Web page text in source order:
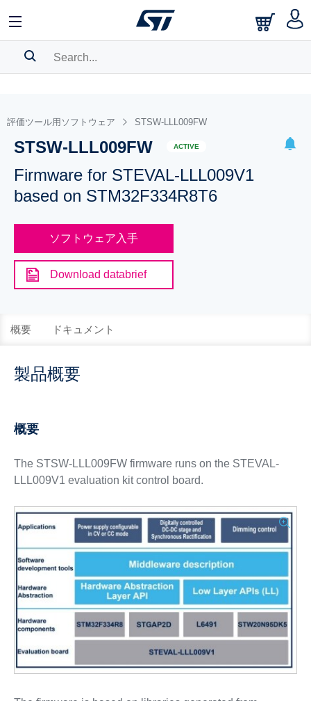
BOOKMARK
Pleaselog into show your saved searches.
評価ツール用ソフトウェア STSW-LLL009FW
STSW-LLL009FW ACTIVE
Firmware for STEVAL-LLL009V1
based on STM32F334R8T6
ソフトウェア入手
Download databrief
概要 ドキュメント
製品概要
概要
The STSW-LLL009FW firmware runs on the STEVAL-
LLL009V1 evaluation kit control board.